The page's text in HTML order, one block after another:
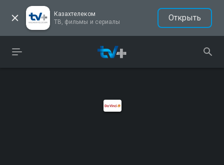
Казахтелеком
ТВ, фильмы и сериалы
Открыть